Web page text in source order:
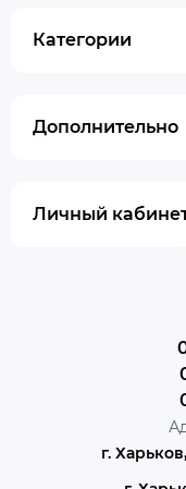
Категории
Дополнительно
Личный
г.